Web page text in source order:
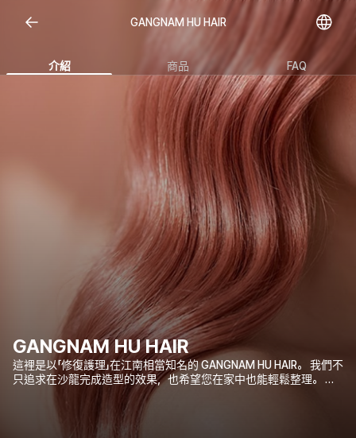
GANGNAM HU HAIR
介紹 商品 FAQ
GANGNAM HU HAIR
這裡是以「修復護理」在江南相當知名的 GANGNAM HU HAIR。 我們不
只追求在沙龍完成造型的效果，也希望您在家中也能輕鬆整理。 以
適合日常的舒適打理方式，呈現不刻意、自然好看的風格。